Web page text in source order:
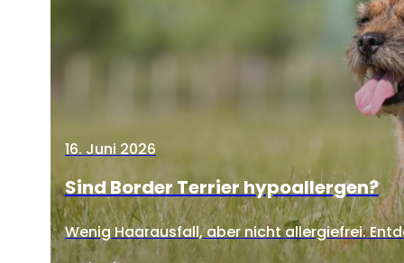
16. Juni 2026
Sind Border Terrier hypoallergen?
Wenig Haarausfall, aber nicht allergiefrei.